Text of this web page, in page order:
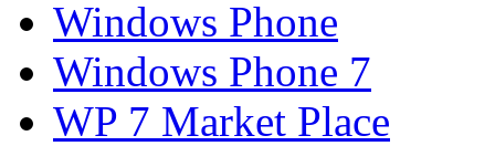
Windows Phone
Windows Phone 7
WP 7 Market Place